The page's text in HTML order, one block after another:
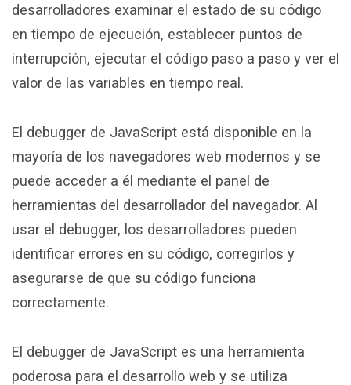
desarrolladores examinar el estado de su código
en tiempo de ejecución, establecer puntos de
interrupción, ejecutar el código paso a paso y ver el
valor de las variables en tiempo real.
El debugger de JavaScript está disponible en la
mayoría de los navegadores web modernos y se
puede acceder a él mediante el panel de
herramientas del desarrollador del navegador. Al
usar el debugger, los desarrolladores pueden
identificar errores en su código, corregirlos y
asegurarse de que su código funciona
correctamente.
El debugger de JavaScript es una herramienta
poderosa para el desarrollo web y se utiliza